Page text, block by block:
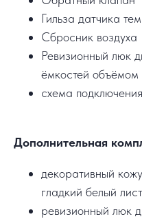
Гильза датчика
Сбросник воздуха
Ревизионный люк
ёмкостей объёмом
схема подключения
Дополнительная
декоративный
гладкий белый
ревизионный люк